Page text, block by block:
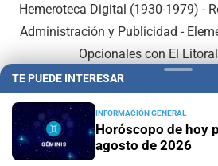
Hemeroteca Digital (1930-1979) -
Administración y Publicidad -
Opcionales con El Litoral
TE PUEDE INTERESAR
INFORMACIÓN GENERAL
Horóscopo de hoy
agosto de 2026